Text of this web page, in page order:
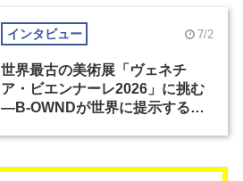
インタビュー 7/2
世界最古の美術展「ヴェネチ
ア・ビエンナーレ2026」に挑む
―B-OWNDが世界に提示する美